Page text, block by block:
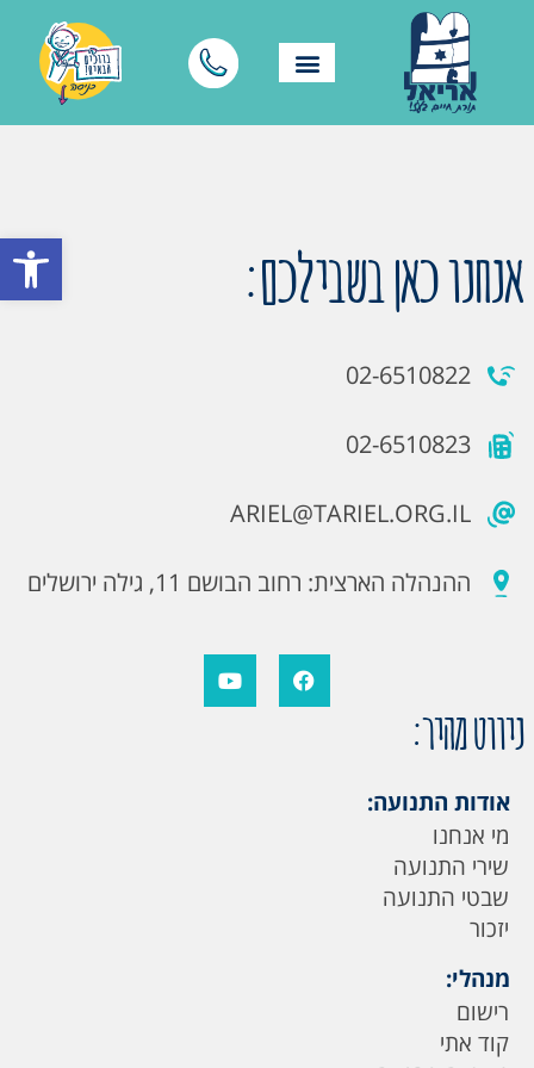
פתח אנחנו כאן בשבילכם:
02-6510822
02-6510823
ARIEL@TARIEL.ORG.IL
ההנהלה הארצית: רחוב הבושם 11, גילה ירושלים
ניווט מהיר:
אודות התנועה:
מי אנחנו
שירי התנועה
שבטי התנועה
יזכור
מנהלי:
רישום
קוד אתי